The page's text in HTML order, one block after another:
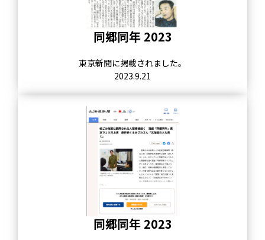
同郷同年 2023
東京新聞に掲載されました。
2023.9.21
同郷同年 2023